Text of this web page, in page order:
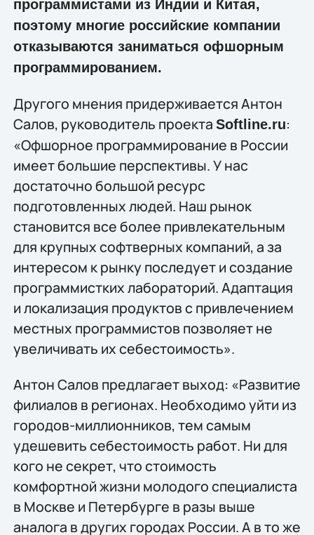
программистами из Индии и Китая,
поэтому многие российские компании
отказываются заниматься офшорным
программированием.
Другого мнения придерживается Антон
Салов, руководитель проекта Softline.ru:
«Офшорное программирование в России
имеет большие перспективы. У нас
достаточно большой ресурс
подготовленных людей. Наш рынок
становится все более привлекательным
для крупных софтверных компаний, а за
интересом к рынку последует и создание
программистких лабораторий. Адаптация
и локализация продуктов с привлечением
местных программистов позволяет не
увеличивать их себестоимость».
Антон Салов предлагает выход: «Развитие
филиалов в регионах. Необходимо уйти из
городов-миллионников, тем самым
удешевить себестоимость работ. Ни для
кого не секрет, что стоимость
комфортной жизни молодого специалиста
в Москве и Петербурге в разы выше
аналога в других городах России. А в то же